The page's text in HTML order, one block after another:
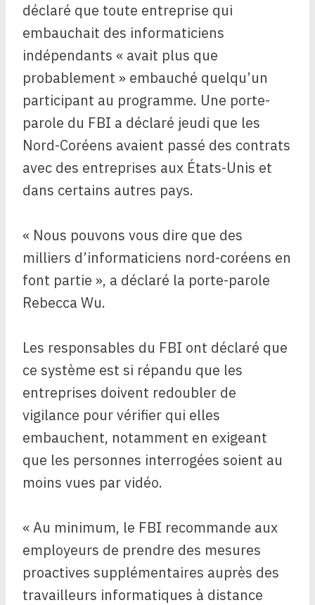
déclaré que toute entreprise qui
embauchait des informaticiens
indépendants « avait plus que
probablement » embauché quelqu’un
participant au programme. Une porte-
parole du FBI a déclaré jeudi que les
Nord-Coréens avaient passé des contrats
avec des entreprises aux États-Unis et
dans certains autres pays.
« Nous pouvons vous dire que des
milliers d’informaticiens nord-coréens en
font partie », a déclaré la porte-parole
Rebecca Wu.
Les responsables du FBI ont déclaré que
ce système est si répandu que les
entreprises doivent redoubler de
vigilance pour vérifier qui elles
embauchent, notamment en exigeant
que les personnes interrogées soient au
moins vues par vidéo.
« Au minimum, le FBI recommande aux
employeurs de prendre des mesures
proactives supplémentaires auprès des
travailleurs informatiques à distance